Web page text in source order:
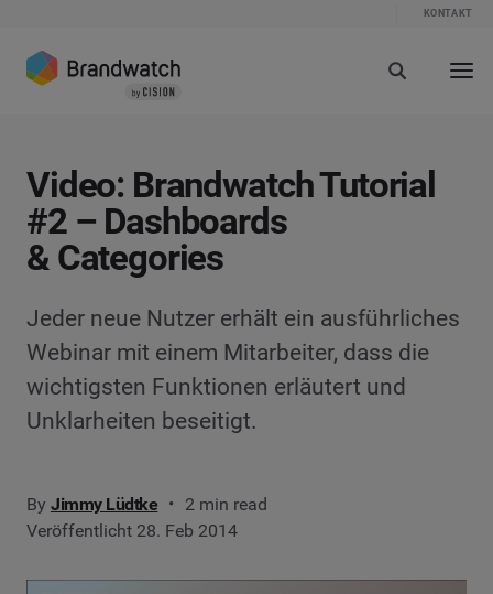
KONTAKT
Video: Brandwatch Tutorial
#2 – Dashboards
& Categories
Jeder neue Nutzer erhält ein ausführliches
Webinar mit einem Mitarbeiter, dass die
wichtigsten Funktionen erläutert und
Unklarheiten beseitigt.
By Jimmy Lüdtke
2 min read
Veröffentlicht 28. Feb 2014